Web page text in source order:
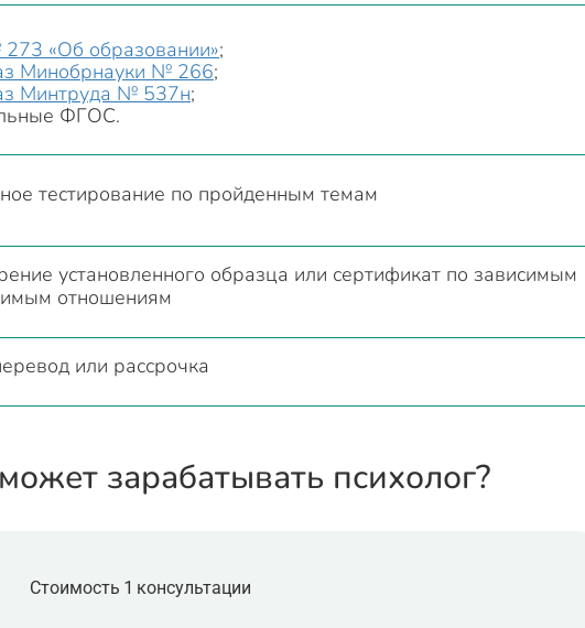
«Об образовании»;
Минобрнауки № 266;
Минтруда № 537н;
ФГОС.
тестирование по пройденным темам
установленного образца или сертификат по зависимым
отношениям
или рассрочка
зарабатывать психолог?
Стоимость 1 консультации